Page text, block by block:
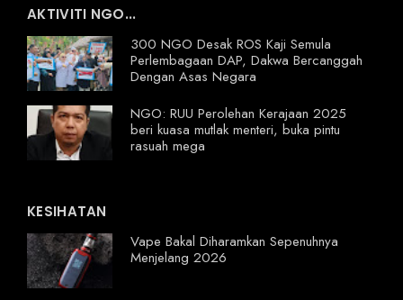
AKTIVITI NGO...
300 NGO Desak ROS Kaji Semula
Perlembagaan DAP, Dakwa Bercanggah
Dengan Asas Negara
NGO: RUU Perolehan Kerajaan 2025
beri kuasa mutlak menteri, buka pintu
rasuah mega
KESIHATAN
Vape Bakal Diharamkan Sepenuhnya
Menjelang 2026